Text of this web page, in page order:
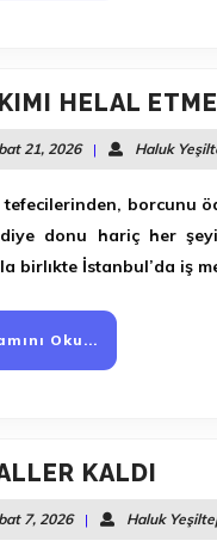
HELAL
21, 2026Şubat
21,
| Haluk
borcunu
donu hariç her
birlıkte İstanbul’da iş
Oku...
Oku...
KALDI
7, 2026Şubat
7,
| Haluk